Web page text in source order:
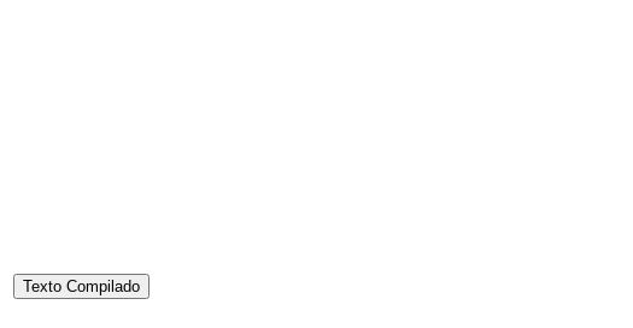
Texto Compilado